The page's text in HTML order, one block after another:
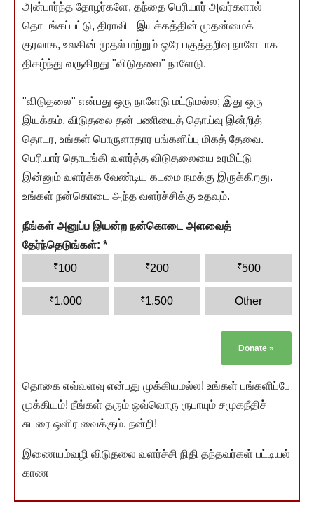
அன்பார்ந்த தோழர்களே, தந்தை பெரியார் அவர்களால்
தொடங்கப்பட்டு, திராவிட இயக்கத்தின் முதன்மைக்
குரலாக, உலகின் முதல் மற்றும் ஒரே பகுத்தறிவு நாளேடாக
திகழ்ந்து வருகிறது "விடுதலை" நாளேடு.
"விடுதலை" என்பது ஒரு நாளேடு மட்டுமல்ல; இது ஒரு
இயக்கம். விடுதலை தன் பணியைத் தொய்வு இன்றித்
தொடர, உங்கள் பொருளாதார பங்களிப்பு மிகத் தேவை.
பெரியார் தொடங்கி வளர்த்த விடுதலையை உரமிட்டு
இன்னும் வளர்க்க வேண்டிய கடமை நமக்கு இருக்கிறது.
உங்கள் நன்கொடை அந்த வளர்ச்சிக்கு உதவும்.
நீங்கள் அனுப்ப இயன்ற நன்கொடை அளவைத்
தேர்ந்தெடுங்கள்: *
₹100 ₹200 ₹500
₹1,000 ₹1,500 Other
Donate »
தொகை எவ்வளவு என்பது முக்கியமல்ல! உங்கள் பங்களிப்பே
முக்கியம்! நீங்கள் தரும் ஒவ்வொரு ரூபாயும் சமூகநீதிச்
சுடரை ஒளிர வைக்கும். நன்றி!
இணையம்வழி விடுதலை வளர்ச்சி நிதி தந்தவர்கள் பட்டியல்
காண